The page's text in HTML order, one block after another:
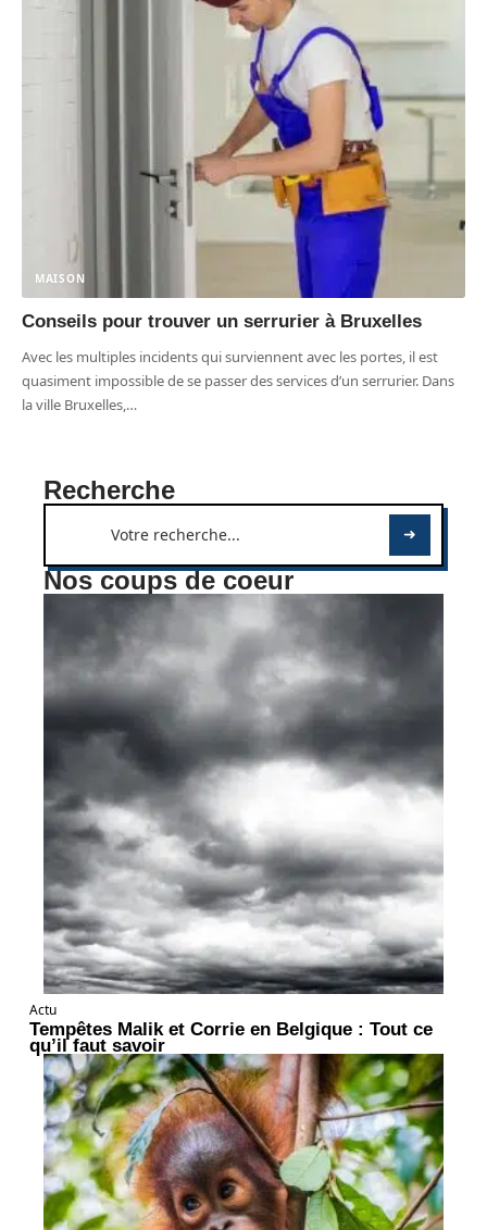
MAISON
Conseils pour trouver un serrurier à Bruxelles
Avec les multiples incidents qui surviennent avec les portes, il est
quasiment impossible de se passer des services d’un serrurier. Dans
la ville Bruxelles,…
Recherche
Nos coups de coeur
Actu
Tempêtes Malik et Corrie en Belgique : Tout ce
qu’il faut savoir